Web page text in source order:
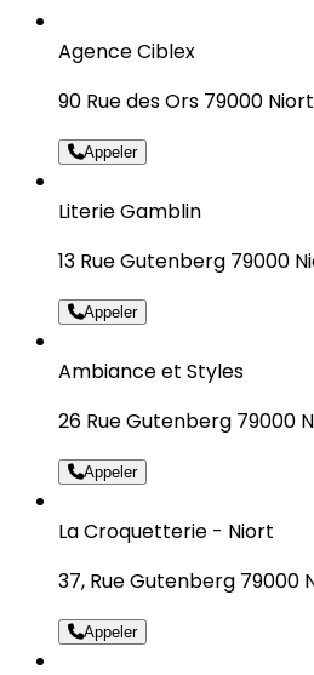
Agence Ciblex
90 Rue des Ors 79000 Niort
Appeler
Literie Gamblin
13 Rue Gutenberg 79000
Appeler
Ambiance et Styles
26 Rue Gutenberg 79000
Appeler
La Croquetterie - Niort
37, Rue Gutenberg 79000
Appeler